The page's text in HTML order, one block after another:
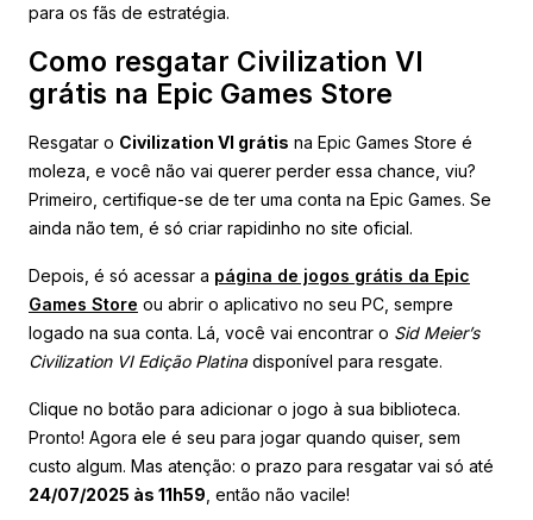
para os fãs de estratégia.
Como resgatar Civilization VI
grátis na Epic Games Store
Resgatar o Civilization VI grátis na Epic Games Store é
moleza, e você não vai querer perder essa chance, viu?
Primeiro, certifique-se de ter uma conta na Epic Games. Se
ainda não tem, é só criar rapidinho no site oficial.
Depois, é só acessar a página de jogos grátis da Epic
Games Store ou abrir o aplicativo no seu PC, sempre
logado na sua conta. Lá, você vai encontrar o Sid Meier’s
Civilization VI Edição Platinadisponível para resgate.
Clique no botão para adicionar o jogo à sua biblioteca.
Pronto! Agora ele é seu para jogar quando quiser, sem
custo algum. Mas atenção: o prazo para resgatar vai só até
24/07/2025 às 11h59 , então não vacile!